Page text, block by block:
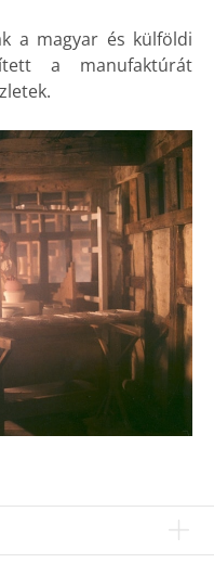
a magyar és külföldi
a manufaktúrát